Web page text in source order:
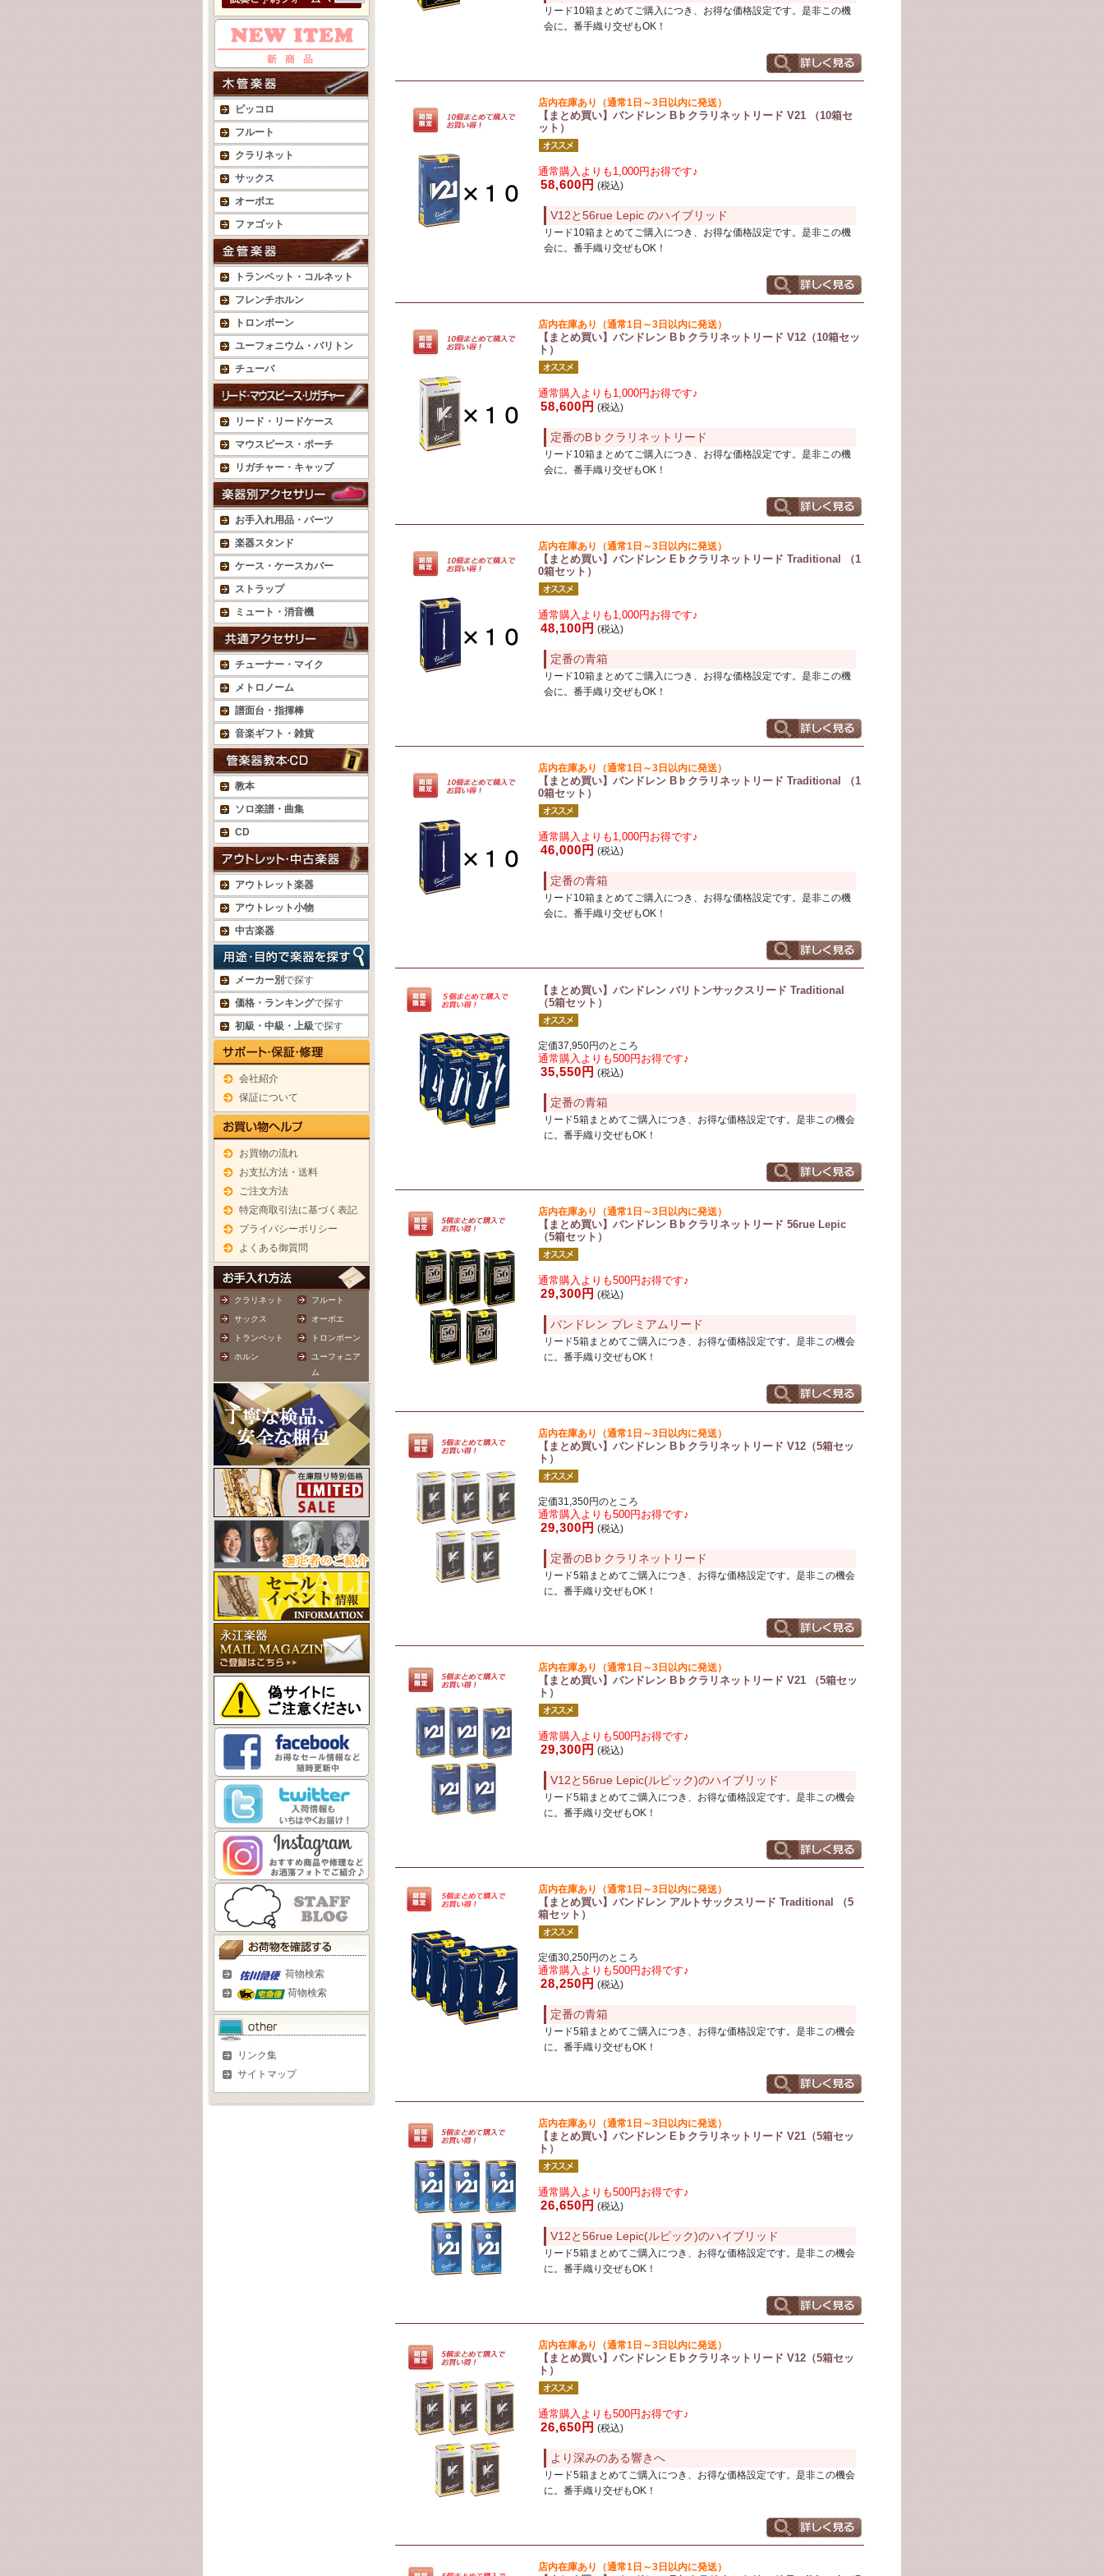
ピッコロ
フルート
クラリネット
サックス
オーボエ
ファゴット
トランペット・コルネット
フレンチホルン
トロンボーン
ユーフォニウム・バリトン
チューバ
リード・リードケース
マウスピース・ポーチ
リガチャー・キャップ
お手入れ用品・パーツ
楽器スタンド
ケース・ケースカバー
ストラップ
ミュート・消音機
チューナー・マイク
メトロノーム
譜面台・指揮棒
音楽ギフト・雑貨
教本
ソロ楽譜・曲集
CD
アウトレット楽器
アウトレット小物
中古楽器
メーカー別で探す
価格・ランキングで探す
初級・中級・上級で探す
会社紹介
保証について
お買物の流れ
お支払方法・送料
ご注文方法
特定商取引法に基づく表記
プライバシーポリシー
よくある御質問
クラリネット フルート
サックス オーボエ
トランペット トロンボーン
ホルン
ユーフォニア
ム
荷物検索
荷物検索
リンク集
サイトマップ
リード10箱まとめてご購入につき、お得な価格設定です。是非この機
会に。番手織り交ぜもOK！
店内在庫あり（通常1日～3日以内に発送）
【まとめ買い】バンドレン B♭クラリネットリード V21 （10箱セ
ット）
通常購入よりも1,000円お得です♪
58,600円 (税込)
V12と56rue Lepic のハイブリッド
リード10箱まとめてご購入につき、お得な価格設定です。是非この機
会に。番手織り交ぜもOK！
店内在庫あり（通常1日～3日以内に発送）
【まとめ買い】バンドレン B♭クラリネットリード V12（10箱セッ
ト）
通常購入よりも1,000円お得です♪
58,600円 (税込)
定番のB♭クラリネットリード
リード10箱まとめてご購入につき、お得な価格設定です。是非この機
会に。番手織り交ぜもOK！
店内在庫あり（通常1日～3日以内に発送）
【まとめ買い】バンドレン E♭クラリネットリード Traditional （1
0箱セット）
通常購入よりも1,000円お得です♪
48,100円 (税込)
定番の青箱
リード10箱まとめてご購入につき、お得な価格設定です。是非この機
会に。番手織り交ぜもOK！
店内在庫あり（通常1日～3日以内に発送）
【まとめ買い】バンドレン B♭クラリネットリード Traditional （1
0箱セット）
通常購入よりも1,000円お得です♪
46,000円 (税込)
定番の青箱
リード10箱まとめてご購入につき、お得な価格設定です。是非この機
会に。番手織り交ぜもOK！
【まとめ買い】バンドレン バリトンサックスリード Traditional
（5箱セット）
定価37,950円のところ
通常購入よりも500円お得です♪
35,550円 (税込)
定番の青箱
リード5箱まとめてご購入につき、お得な価格設定です。是非この機会
に。番手織り交ぜもOK！
店内在庫あり（通常1日～3日以内に発送）
【まとめ買い】バンドレン B♭クラリネットリード 56rue Lepic
（5箱セット）
通常購入よりも500円お得です♪
29,300円 (税込)
バンドレン プレミアムリード
リード5箱まとめてご購入につき、お得な価格設定です。是非この機会
に。番手織り交ぜもOK！
店内在庫あり（通常1日～3日以内に発送）
【まとめ買い】バンドレン B♭クラリネットリード V12（5箱セッ
ト）
定価31,350円のところ
通常購入よりも500円お得です♪
29,300円 (税込)
定番のB♭クラリネットリード
リード5箱まとめてご購入につき、お得な価格設定です。是非この機会
に。番手織り交ぜもOK！
店内在庫あり（通常1日～3日以内に発送）
【まとめ買い】バンドレン B♭クラリネットリード V21 （5箱セッ
ト）
通常購入よりも500円お得です♪
29,300円 (税込)
V12と56rue Lepic(ルピック)のハイブリッド
リード5箱まとめてご購入につき、お得な価格設定です。是非この機会
に。番手織り交ぜもOK！
店内在庫あり（通常1日～3日以内に発送）
【まとめ買い】バンドレン アルトサックスリード Traditional （5
箱セット）
定価30,250円のところ
通常購入よりも500円お得です♪
28,250円 (税込)
定番の青箱
リード5箱まとめてご購入につき、お得な価格設定です。是非この機会
に。番手織り交ぜもOK！
店内在庫あり（通常1日～3日以内に発送）
【まとめ買い】バンドレン E♭クラリネットリード V21（5箱セッ
ト）
通常購入よりも500円お得です♪
26,650円 (税込)
V12と56rue Lepic(ルピック)のハイブリッド
リード5箱まとめてご購入につき、お得な価格設定です。是非この機会
に。番手織り交ぜもOK！
店内在庫あり（通常1日～3日以内に発送）
【まとめ買い】バンドレン E♭クラリネットリード V12（5箱セッ
ト）
通常購入よりも500円お得です♪
26,650円 (税込)
より深みのある響きへ
リード5箱まとめてご購入につき、お得な価格設定です。是非この機会
に。番手織り交ぜもOK！
店内在庫あり（通常1日～3日以内に発送）